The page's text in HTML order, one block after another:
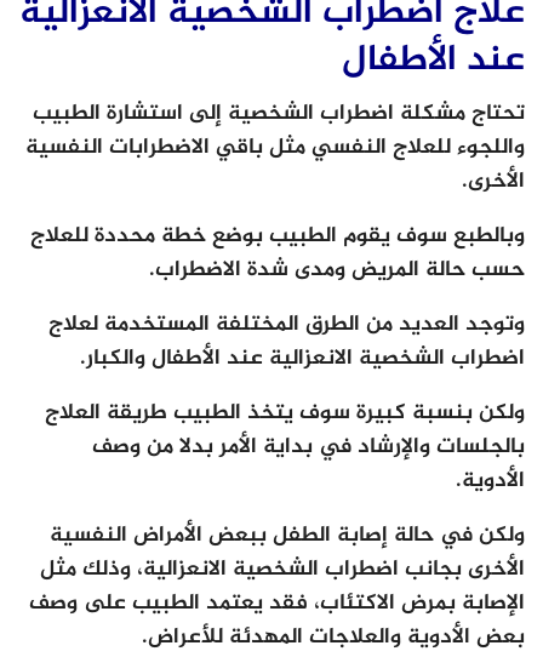
علاج اضطراب الشخصية الانعزالية
عند الأطفال
تحتاج مشكلة اضطراب الشخصية إلى استشارة الطبيب
واللجوء للعلاج النفسي مثل باقي الاضطرابات النفسية
الأخرى.
وبالطبع سوف يقوم الطبيب بوضع خطة محددة للعلاج
حسب حالة المريض ومدى شدة الاضطراب.
وتوجد العديد من الطرق المختلفة المستخدمة لعلاج
اضطراب الشخصية الانعزالية عند الأطفال والكبار.
ولكن بنسبة كبيرة سوف يتخذ الطبيب طريقة العلاج
بالجلسات والإرشاد في بداية الأمر بدلا من وصف
الأدوية.
ولكن في حالة إصابة الطفل ببعض الأمراض النفسية
الأخرى بجانب اضطراب الشخصية الانعزالية، وذلك مثل
الإصابة بمرض الاكتئاب، فقد يعتمد الطبيب على وصف
بعض الأدوية والعلاجات المهدئة للأعراض.